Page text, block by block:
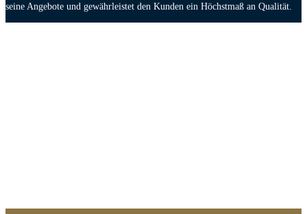
seine Angebote und gewährleistet den Kunden ein Höchstmaß an Qualität.